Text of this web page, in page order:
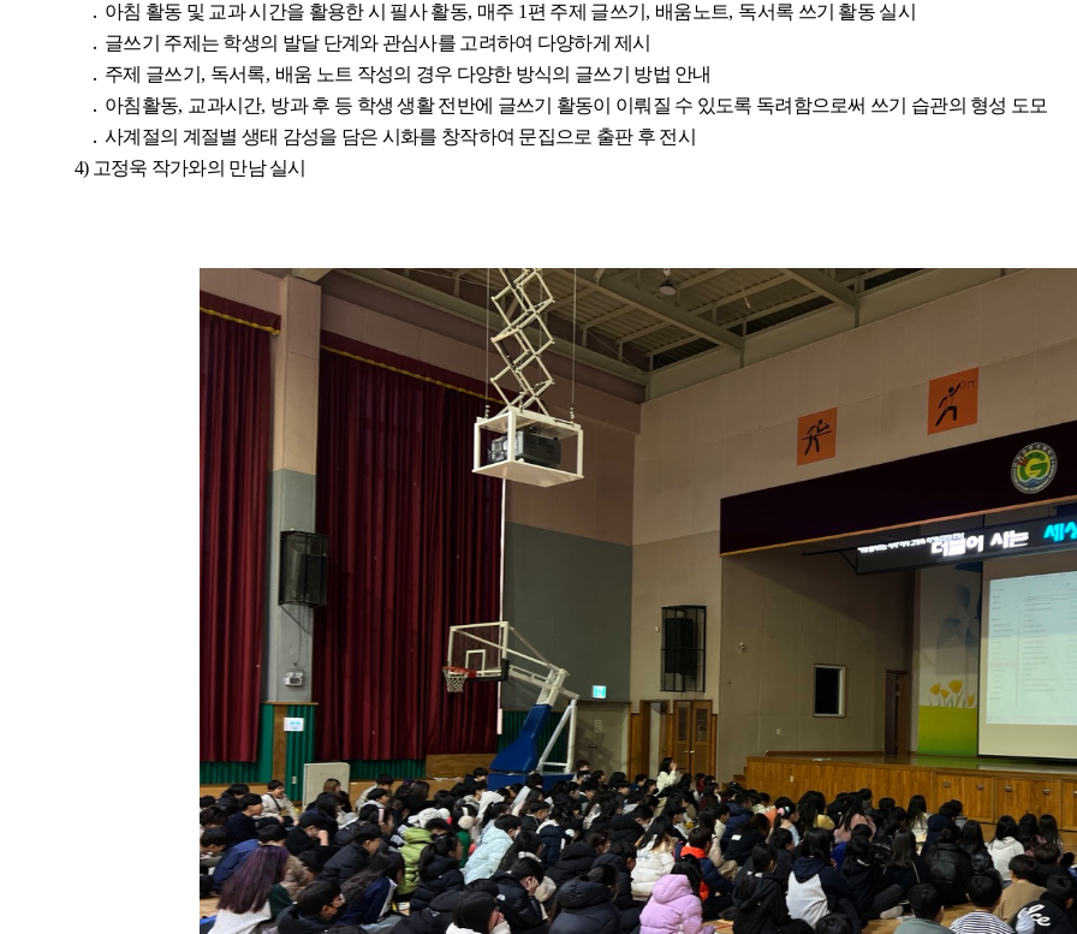
․ 아침 활동 및 교과 시간을 활용한 시 필사 활동, 매주 1 편 주제 글쓰기 , 배움노트, 독서록 쓰기 활동 실시
․ 글쓰기 주제는 학생의 발달 단계와 관심사를 고려하여 다양하게 제시
․ 주제 글쓰기 , 독서록, 배움 노트 작성의 경우 다양한 방식의 글쓰기 방법 안내
․ 아침활동, 교과시간, 방과 후 등 학생 생활 전반에 글쓰기 활동이 이뤄질 수 있도록 독려함으로써 쓰기 습관의 형성 도모
․ 사계절의 계절별 생태 감성을 담은 시화를 창작하여 문집으로 출판 후 전시
4) 고정욱 작가와의 만남 실시